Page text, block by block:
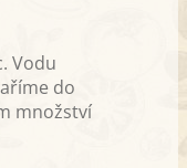
Vodu
do
množství